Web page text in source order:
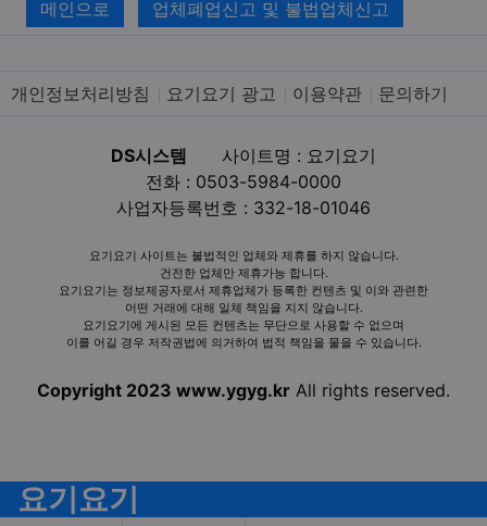
메인으로 업체폐업신고 및 불법업체신고
개인정보처리방침 요기요기 광고 이용약관 문의하기
DS시스템
사이트명 : 요기요기
전화 : 0503-5984-0000
사업자등록번호 : 332-18-01046
요기요기 사이트는 불법적인 업체와 제휴를 하지 않습니다.
건전한 업체만 제휴가능 합니다.
요기요기는 정보제공자로서 제휴업체가 등록한 컨텐츠 및 이와 관련한
어떤 거래에 대해 일체 책임을 지지 않습니다.
요기요기에 게시된 모든 컨텐츠는 무단으로 사용할 수 없으며
이를 어길 경우 저작권법에 의거하여 법적 책임을 물을 수 있습니다.
Copyright 2023 www.ygyg.kr All rights reserved.
요기요기